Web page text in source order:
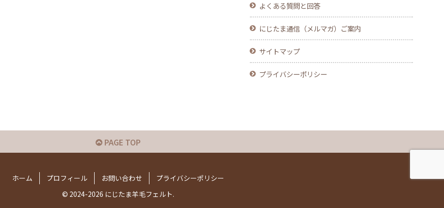
よくある質問と回答
にじたま通信（メルマガ）ご案内
サイトマップ
プライバシーポリシー
PAGE TOP
ホーム プロフィール お問い合わせ
プライバシーポリシー
© 2024-2026 にじたま羊毛フェルト.